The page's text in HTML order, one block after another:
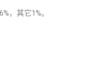
，其它1%。